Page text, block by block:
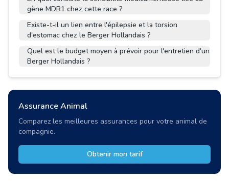
gène MDR1 chez cette race ?
Existe-t-il un lien entre l'épilepsie et la torsion
d'estomac chez le Berger Hollandais ?
Quel est le budget moyen à prévoir pour l'entretien d'un
Berger Hollandais ?
Assurance Animal
Comparez les meilleures assurances pour votre animal de
compagnie.
Obtenir mon tarif